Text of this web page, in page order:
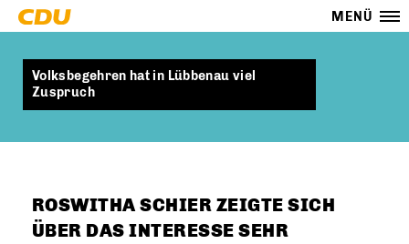
MENÜ
Volksbegehren hat in Lübbenau viel
Zuspruch
ROSWITHA SCHIER ZEIGTE SICH
ÜBER DAS INTERESSE SEHR